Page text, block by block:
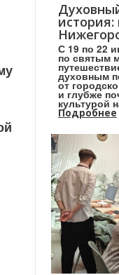
история:
С 19 по 22
по святым
духовным
от
и глубже
культурой
Подробнее